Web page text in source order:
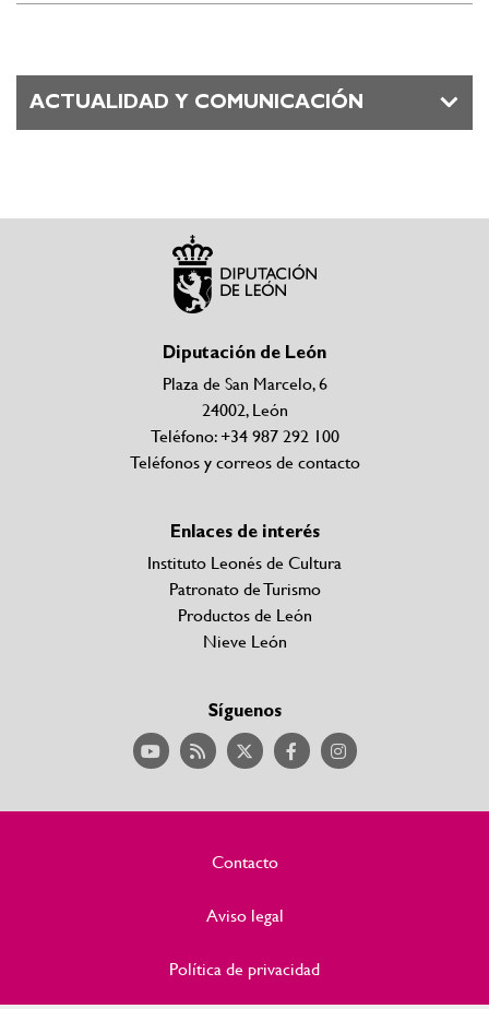
ACTUALIDAD Y COMUNICACIÓN
Diputación de León
Plaza de San Marcelo, 6
24002, León
Teléfono: +34 987 292 100
Teléfonos y correos de contacto
Enlaces de interés
Instituto Leonés de Cultura
Patronato de Turismo
Productos de León
Nieve León
Síguenos
Contacto
Aviso legal
Política de privacidad